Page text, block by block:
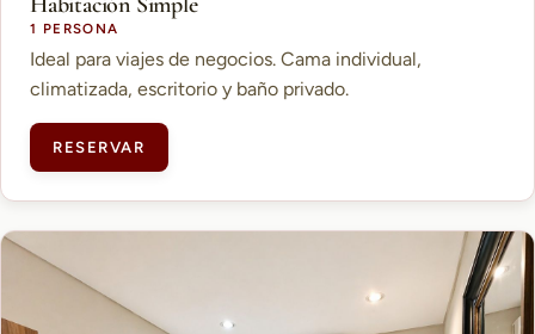
1 PERSONA
Ideal para viajes de negocios. Cama individual,
climatizada, escritorio y baño privado.
RESERVAR